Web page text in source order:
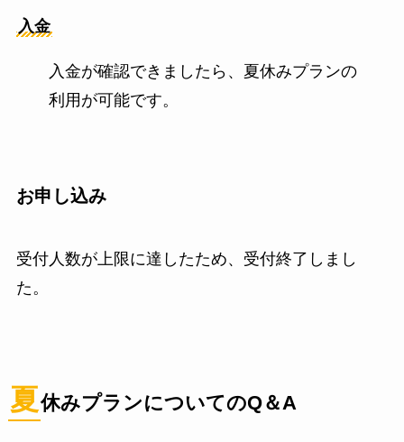
入金
入金が確認できましたら、夏休みプランの
利用が可能です。
お申し込み
受付人数が上限に達したため、受付終了しまし
た。
夏休みプランについてのQ＆A